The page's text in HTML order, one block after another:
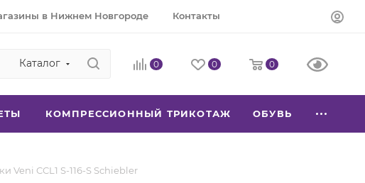
в Нижнем Новгороде Контакты
Каталог 0 0 0
КОМПРЕССИОННЫЙ ТРИКОТАЖ ОБУВЬ
Veni CCL1 S-116-S Schiebler